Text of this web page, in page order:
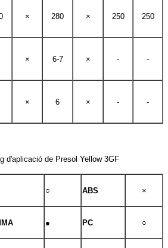
× 280 × 250 250
× 6-7 × - -
× 6 × - -
d'aplicació de Presol Yellow 3GF
○ ABS ×
● PC ○